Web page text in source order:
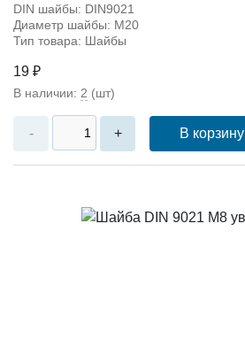
DIN шайбы: DIN9021
Диаметр шайбы: M20
Тип товара: Шайбы
19 ₽
В наличии: 2 (шт)
- + В корзину